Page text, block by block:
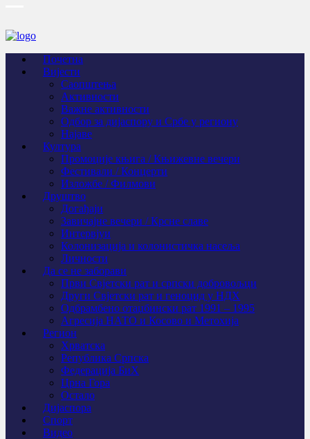
Почетна
Вијести
Саопштења
Активности
Важне активности
Одбор за дијаспору и Србе у региону
Најаве
Култура
Промоције књига / Књижевне вечери
Фестивали / Концерти
Изложбе / Филмови
Друштво
Догађаји
Завичајне вечери / Крсне славе
Интервјуи
Колонизација и колонистичка насеља
Личности
Да се не заборави
Први Свјeтски рат и српски добровољци
Други Свјетски рат и геноцид у НДХ
Одбрамбено отаџбински рат 1991 – 1995
Агресија НАТО и Косово и Метохија
Регион
Хрватска
Република Српска
Федерација БиХ
Црна Гора
Остало
Дијаспора
Спорт
Видео